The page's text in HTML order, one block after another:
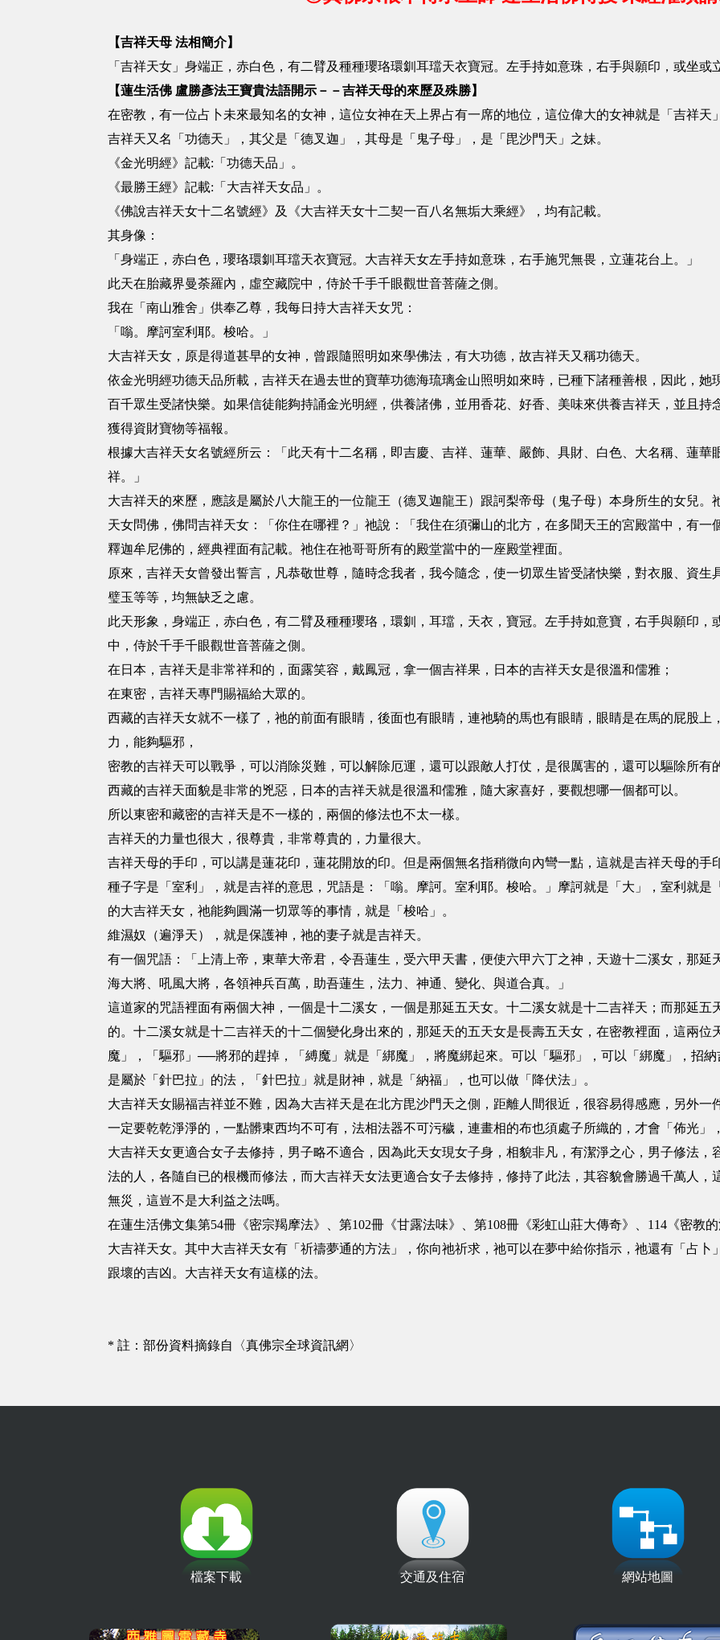
【吉祥天母 法相簡介】
「吉祥天女」身端正，赤白色，有二臂及種種瓔珞環釧耳璫天衣寶冠。左手持如意珠，右手與願印，或坐或
【蓮生活佛 盧勝彥法王寶貴法語開示－－吉祥天母的來歷及殊勝】
在密教，有一位占卜未來最知名的女神，這位女神在天上界占有一席的地位，這位偉大的女神就是「吉祥天
吉祥天又名「功德天」，其父是「德叉迦」，其母是「鬼子母」，是「毘沙門天」之妹。
《金光明經》記載:「功德天品」。
《最勝王經》記載:「大吉祥天女品」。
《佛說吉祥天女十二名號經》及《大吉祥天女十二契一百八名無垢大乘經》，均有記載。
其身像：
「身端正，赤白色，瓔珞環釧耳璫天衣寶冠。大吉祥天女左手持如意珠，右手施咒無畏，立蓮花台上。」
此天在胎藏界曼荼羅內，虛空藏院中，侍於千手千眼觀世音菩薩之側。
我在「南山雅舍」供奉乙尊，我每日持大吉祥天女咒：
「嗡。摩訶室利耶。梭哈。」
大吉祥天女，原是得道甚早的女神，曾跟隨照明如來學佛法，有大功德，故吉祥天又稱功德天。
依金光明經功德天品所載，吉祥天在過去世的寶華功德海琉璃金山照明如來時，已種下諸種善根，因此，
百千眾生受諸快樂。如果信徒能夠持誦金光明經，供養諸佛，並用香花、好香、美味來供養吉祥天，並且
獲得資財寶物等福報。
根據大吉祥天女名號經所云：「此天有十二名稱，即吉慶、吉祥、蓮華、嚴飾、具財、白色、大名稱、蓮
祥。」
大吉祥天的來歷，應該是屬於八大龍王的一位龍王（德叉迦龍王）跟訶梨帝母（鬼子母）本身所生的女兒
天女問佛，佛問吉祥天女：「你住在哪裡？」祂說：「我住在須彌山的北方，在多聞天王的宮殿當中，有
釋迦牟尼佛的，經典裡面有記載。祂住在祂哥哥所有的殿堂當中的一座殿堂裡面。
原來，吉祥天女曾發出誓言，凡恭敬世尊，隨時念我者，我今隨念，使一切眾生皆受諸快樂，對衣服、資
璧玉等等，均無缺乏之慮。
此天形象，身端正，赤白色，有二臂及種種瓔珞，環釧，耳璫，天衣，寶冠。左手持如意寶，右手與願印
中，侍於千手千眼觀世音菩薩之側。
在日本，吉祥天是非常祥和的，面露笑容，戴鳳冠，拿一個吉祥果，日本的吉祥天女是很溫和儒雅；
在東密，吉祥天專門賜福給大眾的。
西藏的吉祥天女就不一樣了，祂的前面有眼睛，後面也有眼睛，連祂騎的馬也有眼睛，眼睛是在馬的屁股
力，能夠驅邪，
密教的吉祥天可以戰爭，可以消除災難，可以解除厄運，還可以跟敵人打仗，是很厲害的，還可以驅除所有
西藏的吉祥天面貌是非常的兇惡，日本的吉祥天就是很溫和儒雅，隨大家喜好，要觀想哪一個都可以。
所以東密和藏密的吉祥天是不一樣的，兩個的修法也不太一樣。
吉祥天的力量也很大，很尊貴，非常尊貴的，力量很大。
吉祥天母的手印，可以講是蓮花印，蓮花開放的印。但是兩個無名指稍微向內彎一點，這就是吉祥天母的手
種子字是「室利」，就是吉祥的意思，咒語是：「嗡。摩訶。室利耶。梭哈。」摩訶就是「大」，室利就
的大吉祥天女，祂能夠圓滿一切眾等的事情，就是「梭哈」。
維濕奴（遍淨天），就是保護神，祂的妻子就是吉祥天。
有一個咒語：「上清上帝，東華大帝君，令吾蓮生，受六甲天書，便使六甲六丁之神，天遊十二溪女，那
海大將、吼風大將，各領神兵百萬，助吾蓮生，法力、神通、變化、與道合真。」
這道家的咒語裡面有兩個大神，一個是十二溪女，一個是那延五天女。十二溪女就是十二吉祥天；而那延
的。十二溪女就是十二吉祥天的十二個變化身出來的，那延天的五天女是長壽五天女，在密教裡面，這兩
魔」，「驅邪」──將邪的趕掉，「縛魔」就是「綁魔」，將魔綁起來。可以「驅邪」，可以「綁魔」，招
是屬於「針巴拉」的法，「針巴拉」就是財神，就是「納福」，也可以做「降伏法」。
大吉祥天女賜福吉祥並不難，因為大吉祥天是在北方毘沙門天之側，距離人間很近，很容易得感應，另外
一定要乾乾淨淨的，一點髒東西均不可有，法相法器不可污穢，連畫相的布也須處子所織的，才會「佈光」
大吉祥天女更適合女子去修持，男子略不適合，因為此天女現女子身，相貌非凡，有潔淨之心，男子修法
法的人，各隨自已的根機而修法，而大吉祥天女法更適合女子去修持，修持了此法，其容貌會勝過千萬人
無災，這豈不是大利益之法嗎。
在蓮生活佛文集第54冊《密宗羯摩法》、第102冊《甘露法味》、第108冊《彩虹山莊大傳奇》、114《密教
大吉祥天女。其中大吉祥天女有「祈禱夢通的方法」，你向祂祈求，祂可以在夢中給你指示，祂還有「占
跟壞的吉凶。大吉祥天女有這樣的法。
* 註：部份資料摘錄自〈真佛宗全球資訊網〉
檔案下載 交通及住宿 網站地圖